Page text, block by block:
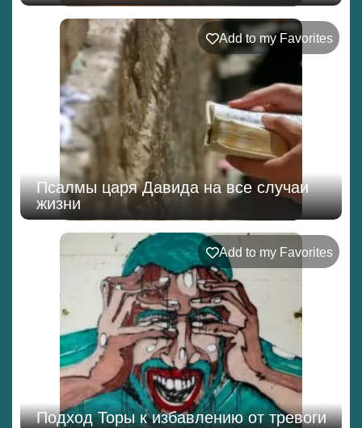
Add to my Favorites
Псалмы царя Давида на все случаи
жизни
Add to my Favorites
Подход Торы к избавлению от тревоги